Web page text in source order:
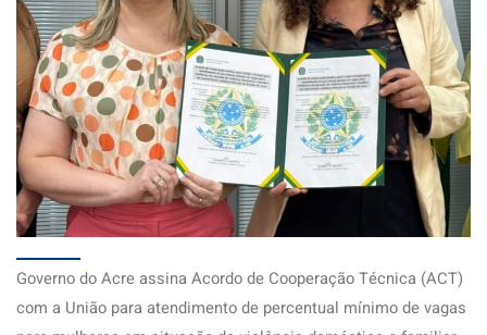
Governo do Acre assina Acordo de Cooperação Técnica (ACT)
com a União para atendimento de percentual mínimo de vagas